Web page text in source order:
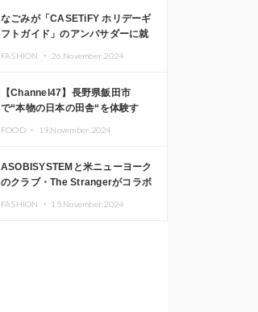
なごみが「CASETiFY ホリデーギ
フトガイド」のアンバサダーに就
FASHION ・ 26.November.2024
【Channel47】長野県飯田市
で“本物の日本の田舎“を体験す
FOOD ・ 19.November.2024
ASOBISYSTEMと米ニューヨーク
のクラブ・The Strangerがコラボ
FASHION ・ 15.November.2024